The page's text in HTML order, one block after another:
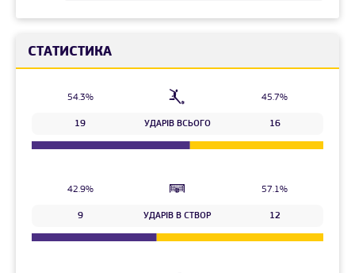
СТАТИСТИКА
54.3% 45.7%
19 УДАРІВ ВСЬОГО 16
42.9% 57.1%
9 УДАРІВ В СТВОР 12